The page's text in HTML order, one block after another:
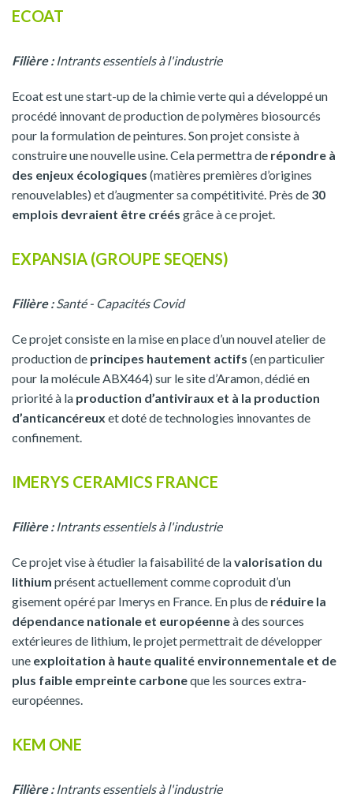
ECOAT
Filière :Intrants essentiels à l'industrie
Ecoat est une start-up de la chimie verte qui a développé un
procédé innovant de production de polymères biosourcés
pour la formulation de peintures. Son projet consiste à
construire une nouvelle usine. Cela permettra de répondre à
des enjeux écologiques (matières premières d’origines
renouvelables) et d’augmenter sa compétitivité. Près de 30
emplois devraient être créés grâce à ce projet.
EXPANSIA (GROUPE SEQENS)
Filière :Santé - Capacités Covid
Ce projet consiste en la mise en place d’un nouvel atelier de
production de principes hautement actifs (en particulier
pour la molécule ABX464) sur le site d’Aramon, dédié en
priorité à la production d’antiviraux et à la production
d’anticancéreux et doté de technologies innovantes de
confinement.
IMERYS CERAMICS FRANCE
Filière :Intrants essentiels à l'industrie
Ce projet vise à étudier la faisabilité de lavalorisation du
lithium présent actuellement comme coproduit d’un
gisement opéré par Imerys en France. En plus de réduire la
dépendance nationale et européenneà des sources
extérieures de lithium, le projet permettrait de développer
une exploitation à haute qualité environnementale et de
plus faible empreinte carboneque les sources extra-
européennes.
KEM ONE
Filière :Intrants essentiels à l'industrie